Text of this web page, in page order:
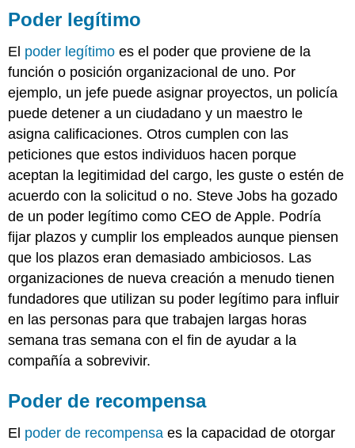
Poder legítimo
El poder legítimo es el poder que proviene de la
función o posición organizacional de uno. Por
ejemplo, un jefe puede asignar proyectos, un policía
puede detener a un ciudadano y un maestro le
asigna calificaciones. Otros cumplen con las
peticiones que estos individuos hacen porque
aceptan la legitimidad del cargo, les guste o estén de
acuerdo con la solicitud o no. Steve Jobs ha gozado
de un poder legítimo como CEO de Apple. Podría
fijar plazos y cumplir los empleados aunque piensen
que los plazos eran demasiado ambiciosos. Las
organizaciones de nueva creación a menudo tienen
fundadores que utilizan su poder legítimo para influir
en las personas para que trabajen largas horas
semana tras semana con el fin de ayudar a la
compañía a sobrevivir.
Poder de recompensa
El poder de recompensa es la capacidad de otorgar